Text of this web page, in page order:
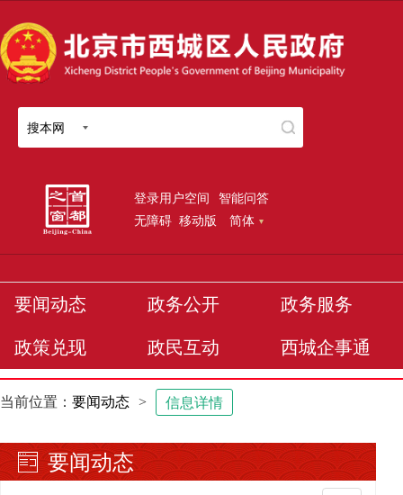
搜本网
登录用户空间 智能问答
无障碍 移动版 简体
要闻动态 政务公开 政务服务
政策兑现 政民互动 西城企事通
当前位置： 要闻动态 > 信息详情
要闻动态